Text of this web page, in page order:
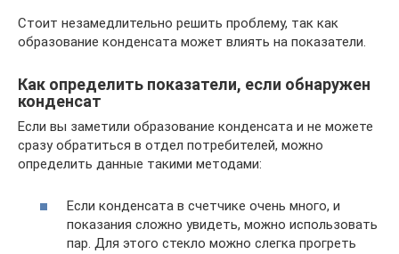
Стоит незамедлительно решить проблему, так как
образование конденсата может влиять на показатели.
Как определить показатели, если обнаружен
конденсат
Если вы заметили образование конденсата и не можете
сразу обратиться в отдел потребителей, можно
определить данные такими методами:
Если конденсата в счетчике очень много, и
показания сложно увидеть, можно использовать
пар. Для этого стекло можно слегка прогреть